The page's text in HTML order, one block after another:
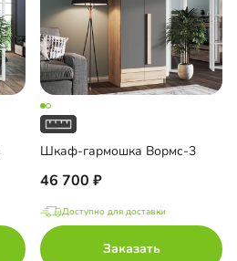
Шкаф-гармошка Вормс-3
46 700
Доступно для доставки
Заказать